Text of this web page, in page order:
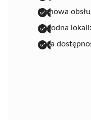
fachowa
dogodna
duża